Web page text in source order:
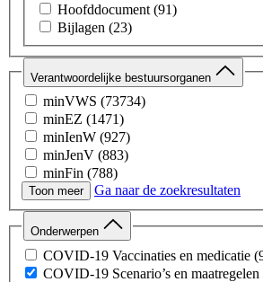
Hoofddocument (91)
Bijlagen (23)
Verantwoordelijke bestuursorganen
minVWS (73734)
minEZ (1471)
minIenW (927)
minJenV (883)
minFin (788)
minBZK
(637)
minLVVN (329)
minBZ (142)
minOCW (48)
minSZW (42)
Toon meer Ga naar de zoekresultaten
Onderwerpen
COVID-19 Vaccinaties en medicatie
COVID-19 Scenario’s en maatregelen